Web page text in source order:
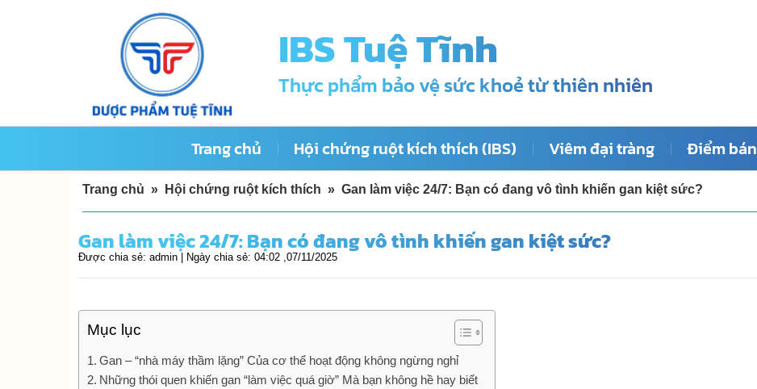
IBS Tuệ Tĩnh
Thực phẩm bảo vệ sức khoẻ từ thiên nhiên
Trang chủ Hội chứng ruột kích thích (IBS) Viêm đại tràng Điểm bán
Trang chủ » Hội chứng ruột kích thích » Gan làm việc 24/7: Bạn có đang vô tình khiến gan kiệt sức?
Gan làm việc 24/7: Bạn có đang vô tình khiến gan kiệt sức?
Được chia sẻ: admin | Ngày chia sẻ: 04:02 ,07/11/2025
Mục lục
Gan – “nhà máy thầm lặng” Của cơ thể hoạt động không ngừng nghỉ
Những thói quen khiến gan “làm việc quá giờ” Mà bạn không hề hay biết